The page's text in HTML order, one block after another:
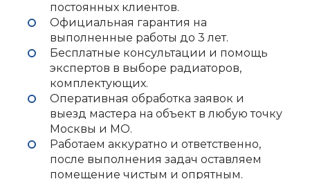
постоянных клиентов.
Официальная гарантия на
выполненные работы до 3 лет.
Бесплатные консультации и помощь
экспертов в выборе радиаторов,
комплектующих.
Оперативная обработка заявок и
выезд мастера на объект в любую точку
Москвы и МО.
Работаем аккуратно и ответственно,
после выполнения задач оставляем
помещение чистым и опрятным.